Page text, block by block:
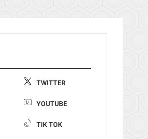
TWITTER
YOUTUBE
TIK TOK